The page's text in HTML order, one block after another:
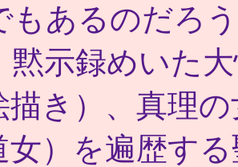
もあるのだろ
黙示録めいた
描き）、真理
女）を遍歴す